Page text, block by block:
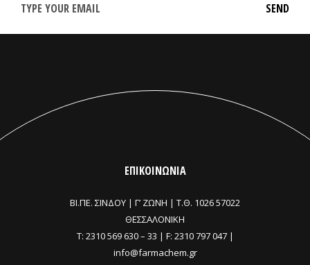
ΕΠΙΚΟΙΝΩΝΙΑ
ΒΙ.ΠΕ. ΣΙΝΔΟΥ | Γ’ ΖΩΝΗ | Τ.Θ. 1026 57022
ΘΕΣΣΑΛΟΝΙΚΗ
T: 2310 569 630– 33 | F: 2310 797 047 |
info@farmachem.gr